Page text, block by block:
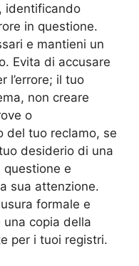
identificando
in questione.
e mantieni un
Evita di accusare
l’errore; il tuo
non creare
o
del tuo reclamo, se
desiderio di una
questione e
sua attenzione.
formale e
copia della
per i tuoi registri.